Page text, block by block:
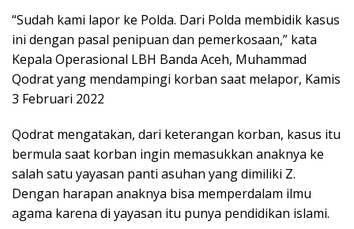
“Sudah kami lapor ke Polda. Dari Polda membidik kasus
ini dengan pasal penipuan dan pemerkosaan,” kata
Kepala Operasional LBH Banda Aceh, Muhammad
Qodrat yang mendampingi korban saat melapor, Kamis
3 Februari 2022
Qodrat mengatakan, dari keterangan korban, kasus itu
bermula saat korban ingin memasukkan anaknya ke
salah satu yayasan panti asuhan yang dimiliki Z.
Dengan harapan anaknya bisa memperdalam ilmu
agama karena di yayasan itu punya pendidikan islami.